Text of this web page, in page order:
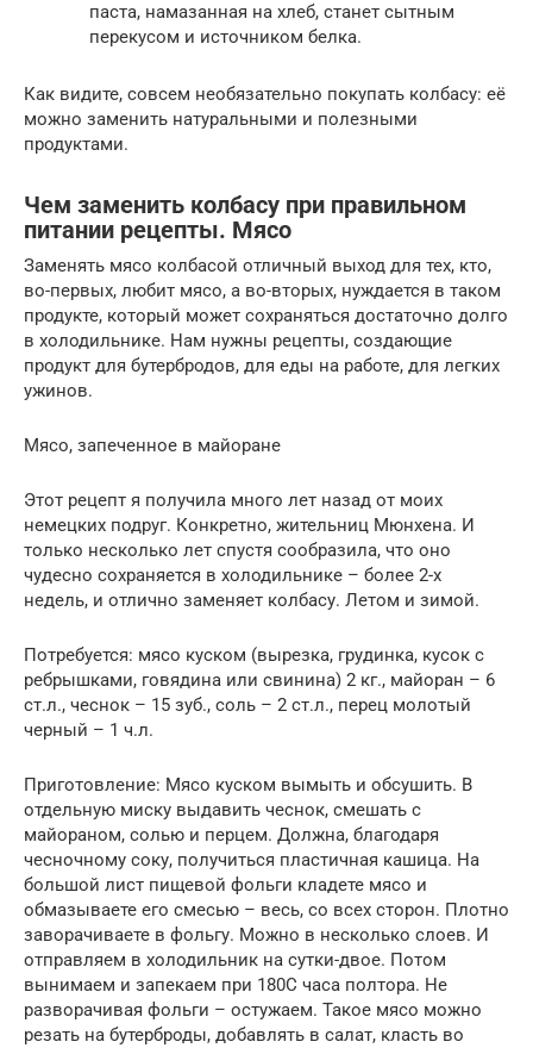
паста, намазанная на хлеб, станет сытным
перекусом и источником белка.
Как видите, совсем необязательно покупать колбасу: её
можно заменить натуральными и полезными
продуктами.
Чем заменить колбасу при правильном
питании рецепты. Мясо
Заменять мясо колбасой отличный выход для тех, кто,
во-первых, любит мясо, а во-вторых, нуждается в таком
продукте, который может сохраняться достаточно долго
в холодильнике. Нам нужны рецепты, создающие
продукт для бутербродов, для еды на работе, для легких
ужинов.
Мясо, запеченное в майоране
Этот рецепт я получила много лет назад от моих
немецких подруг. Конкретно, жительниц Мюнхена. И
только несколько лет спустя сообразила, что оно
чудесно сохраняется в холодильнике – более 2-х
недель, и отлично заменяет колбасу. Летом и зимой.
Потребуется: мясо куском (вырезка, грудинка, кусок с
ребрышками, говядина или свинина) 2 кг., майоран – 6
ст.л., чеснок – 15 зуб., соль – 2 ст.л., перец молотый
черный – 1 ч.л.
Приготовление: Мясо куском вымыть и обсушить. В
отдельную миску выдавить чеснок, смешать с
майораном, солью и перцем. Должна, благодаря
чесночному соку, получиться пластичная кашица. На
большой лист пищевой фольги кладете мясо и
обмазываете его смесью – весь, со всех сторон. Плотно
заворачиваете в фольгу. Можно в несколько слоев. И
отправляем в холодильник на сутки-двое. Потом
вынимаем и запекаем при 180С часа полтора. Не
разворачивая фольги – остужаем. Такое мясо можно
резать на бутерброды, добавлять в салат, класть во